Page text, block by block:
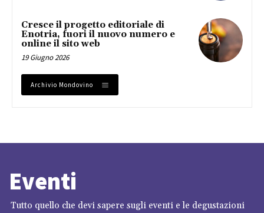
Cresce il progetto editoriale di
Enotria, fuori il nuovo numero e
online il sito web
19 Giugno 2026
Archivio Mondovino
Eventi
Tutto quello che devi sapere sugli eventi e le degustazioni